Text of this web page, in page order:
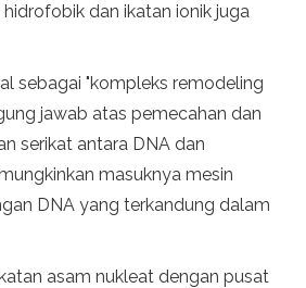
dan ikatan ionik juga
sebagai "kompleks remodeling
jawab atas pemecahan dan
serikat antara DNA dan
masuknya mesin
DNA yang terkandung dalam
asam nukleat dengan pusat